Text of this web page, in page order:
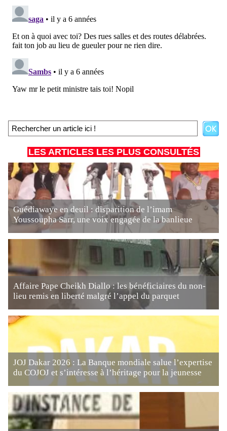
LES ARTICLES LES PLUS CONSULTÉS
Guédiawaye en deuil : disparition de l’imam
Youssoupha Sarr, une voix engagée de la banlieue
Affaire Pape Cheikh Diallo : les bénéficiaires du non-
lieu remis en liberté malgré l’appel du parquet
JOJ Dakar 2026 : La Banque mondiale salue l’expertise
du COJOJ et s’intéresse à l’héritage pour la jeunesse